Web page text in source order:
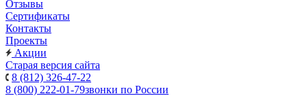
Отзывы
Сертификаты
Контакты
Проекты
Акции
Старая версия сайта
8 (812) 326-47-22
8 (800) 222-01-79звонки по России